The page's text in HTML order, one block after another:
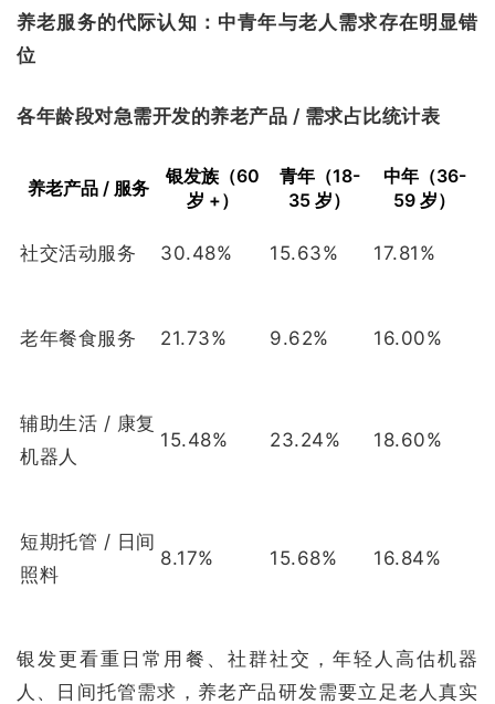
养老服务的代际认知：中青年与老人需求存在明显错
位
各年龄段对急需开发的养老产品 / 需求占比统计表
养老产品 / 服务
银发族（60
岁 +）
青年（18-
35 岁）
中年（36-
59 岁）
社交活动服务 30.48% 15.63% 17.81%
老年餐食服务 21.73% 9.62% 16.00%
辅助生活 / 康复
机器人
15.48% 23.24% 18.60%
短期托管 / 日间
照料
8.17% 15.68% 16.84%
银发更看重日常用餐、社群社交，年轻人高估机器
人、日间托管需求，养老产品研发需要立足老人真实